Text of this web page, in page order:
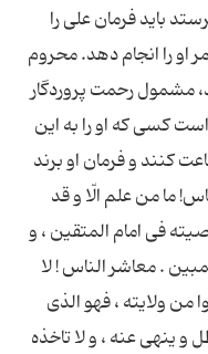
باید فرمان علی را
او را انجام دهد. محروم
مشمول رحمت پروردگار
کسی که او را به این
کنند و فرمان او برند
ما من علم الّا و قد
فى امام المتقین ، و
. معاشر الناس ! لا
من ولایته ، فهو الذى
و ینهى عنه ، و لا تاخذه